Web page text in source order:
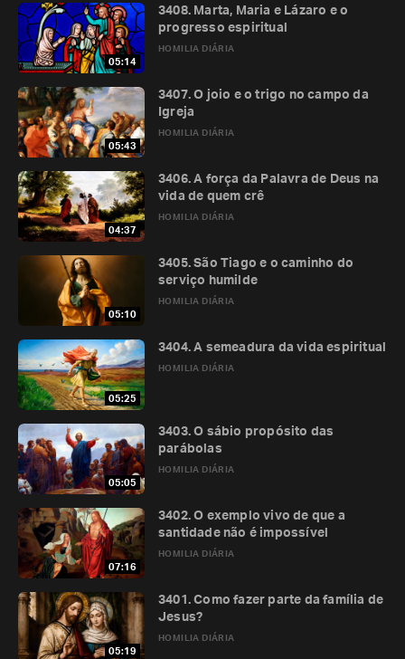
05:14
HOMILIA DIÁRIA
3408. Marta, Maria e Lázaro e o
progresso espiritual
05:43
HOMILIA DIÁRIA
3407. O joio e o trigo no campo da
Igreja
04:37
HOMILIA DIÁRIA
3406. A força da Palavra de Deus na
vida de quem crê
05:10
HOMILIA DIÁRIA
3405. São Tiago e o caminho do
serviço humilde
05:25
HOMILIA DIÁRIA
3404. A semeadura da vida espiritual
05:05
HOMILIA DIÁRIA
3403. O sábio propósito das
parábolas
07:16
HOMILIA DIÁRIA
3402. O exemplo vivo de que a
santidade não é impossível
05:19
HOMILIA DIÁRIA
3401. Como fazer parte da família de
Jesus?